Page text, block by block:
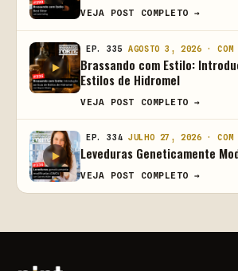
VEJA POST COMPLETO →
EP. 335 AGOSTO 3, 2026 · COM
Brassando com Estilo:
Estilos de Hidromel
VEJA POST COMPLETO →
EP. 334 JULHO 27, 2026 · COM
Leveduras Geneticamente
VEJA POST COMPLETO →